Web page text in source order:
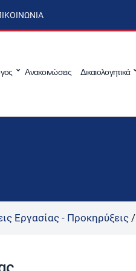
Ανακοινώσεις Δικαιολογητικά
Εργασίας - Προκηρύξεις/